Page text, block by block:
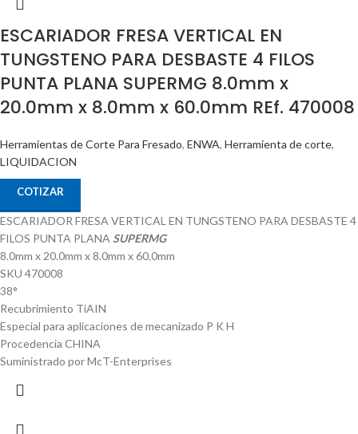
ESCARIADOR FRESA VERTICAL EN
TUNGSTENO PARA DESBASTE 4 FILOS
PUNTA PLANA SUPERMG 8.0mm x
20.0mm x 8.0mm x 60.0mm REf. 470008
Herramientas de Corte Para Fresado, ENWA, Herramienta de corte,
LIQUIDACION
COTIZAR
ESCARIADOR FRESA VERTICAL EN TUNGSTENO PARA DESBASTE 4
FILOS PUNTA PLANA SUPERMG
8.0mm x 20.0mm x 8.0mm x 60.0mm
SKU 470008
38°
Recubrimiento TiAIN
Especial para aplicaciones de mecanizado P K H
Procedencia CHINA
Suministrado por McT-Enterprises